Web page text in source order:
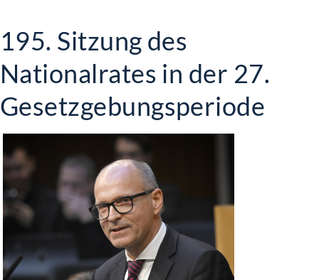
195. Sitzung des
Nationalrates in der 27.
Gesetzgebungsperiode